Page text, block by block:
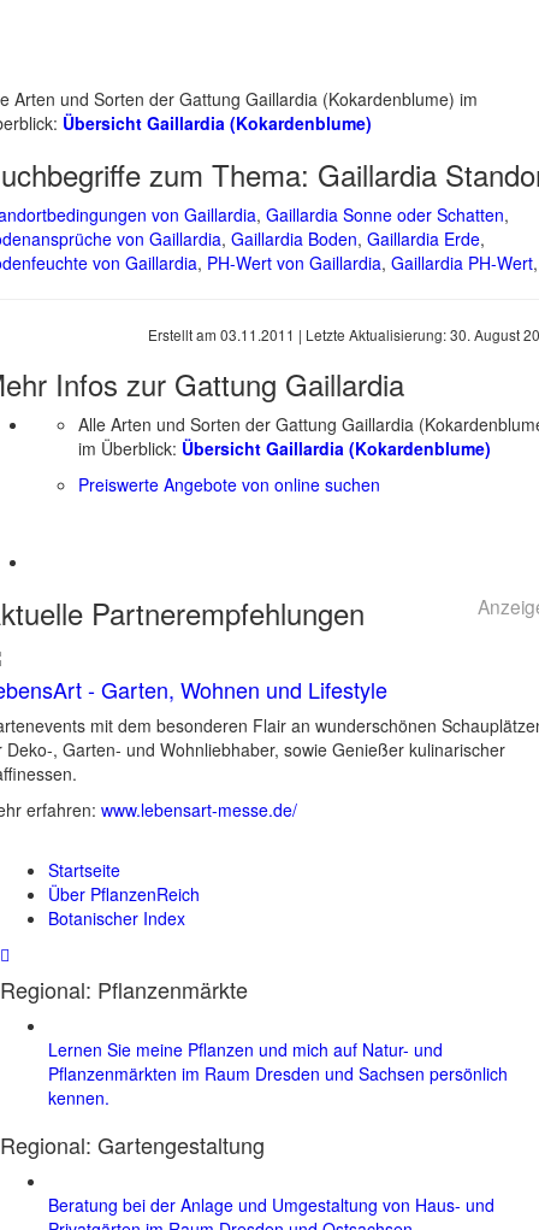
Arten und Sorten der Gattung Gaillardia (Kokardenblume) im
Übersicht Gaillardia (Kokardenblume)
zum Thema: Gaillardia
von Gaillardia, Gaillardia Sonne oder Schatten,
von Gaillardia, Gaillardia Boden, Gaillardia Erde,
von Gaillardia, PH-Wert von Gaillardia, Gaillardia PH-Wert,
Erstellt am 03.11.2011 | Letzte Aktualisierung:30. August
Infos zur Gattung Gaillardia
Alle Arten und Sorten der Gattung Gaillardia
im Überblick: Übersicht Gaillardia (Kokardenblume)
Preiswerte Angebote von online suchen
Partnerempfehlungen
- Garten, Wohnen und Lifestyle
mit dem besonderen Flair an wunderschönen
Deko-, Garten- und Wohnliebhaber, sowie Genießer kulinarischer
erfahren: www.lebensart-messe.de/
Startseite
Über PflanzenReich
Botanischer Index
Regional: Pflanzenmärkte
Lernen Sie meine Pflanzen und mich auf Natur- und
Pflanzenmärkten im Raum Dresden und Sachsen persönlich
kennen.
Regional: Gartengestaltung
Beratung bei der Anlage und Umgestaltung von Haus- und